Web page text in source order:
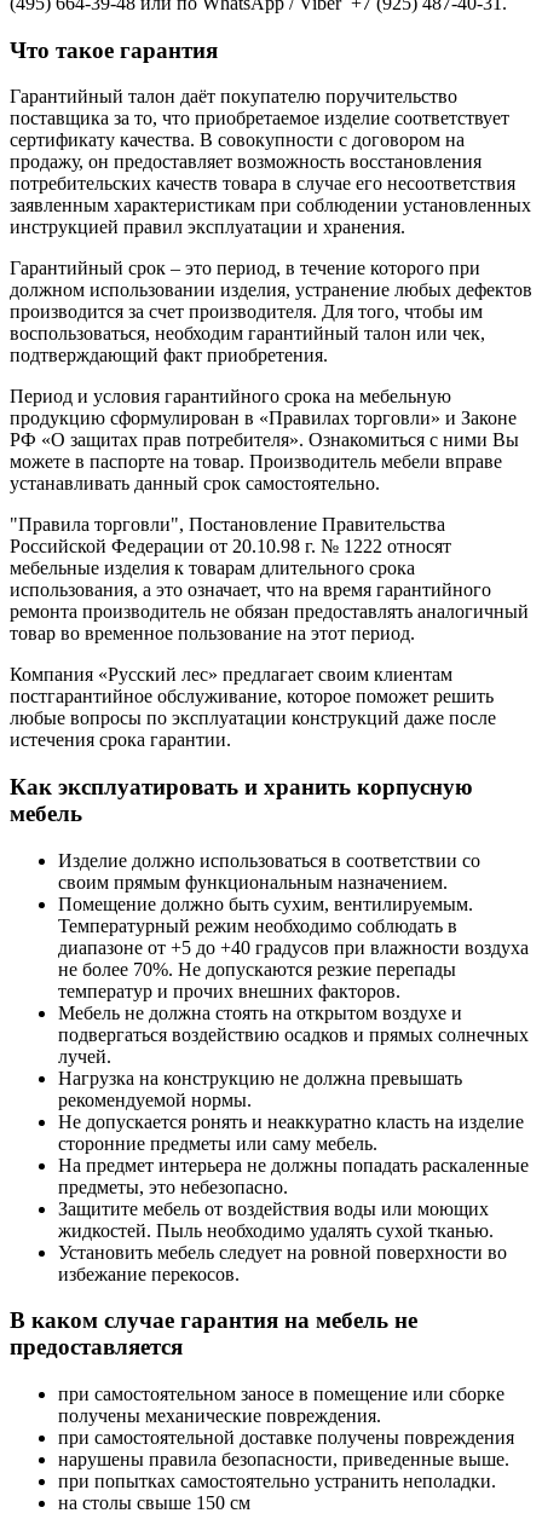
Что такое гарантия
Гарантийный талон даёт покупателю поручительство
поставщика за то, что приобретаемое изделие соответствует
сертификату качества. В совокупности с договором на
продажу, он предоставляет возможность восстановления
потребительских качеств товара в случае его несоответствия
заявленным характеристикам при соблюдении установленных
инструкцией правил эксплуатации и хранения.
Гарантийный срок – это период, в течение которого при
должном использовании изделия, устранение любых дефектов
производится за счет производителя. Для того, чтобы им
воспользоваться, необходим гарантийный талон или чек,
подтверждающий факт приобретения.
Период и условия гарантийного срока на мебельную
продукцию сформулирован в «Правилах торговли» и Законе
РФ «О защитах прав потребителя». Ознакомиться с ними Вы
можете в паспорте на товар. Производитель мебели вправе
устанавливать данный срок самостоятельно.
"Правила торговли", Постановление Правительства
Российской Федерации от 20.10.98 г. № 1222 относят
мебельные изделия к товарам длительного срока
использования, а это означает, что на время гарантийного
ремонта производитель не обязан предоставлять аналогичный
товар во временное пользование на этот период.
Компания «Русский лес» предлагает своим клиентам
постгарантийное обслуживание, которое поможет решить
любые вопросы по эксплуатации конструкций даже после
истечения срока гарантии.
Как эксплуатировать и хранить корпусную
мебель
Изделие должно использоваться в соответствии со
своим прямым функциональным назначением.
Помещение должно быть сухим, вентилируемым.
Температурный режим необходимо соблюдать в
диапазоне от +5 до +40 градусов при влажности воздуха
не более 70%. Не допускаются резкие перепады
температур и прочих внешних факторов.
Мебель не должна стоять на открытом воздухе и
подвергаться воздействию осадков и прямых солнечных
лучей.
Нагрузка на конструкцию не должна превышать
рекомендуемой нормы.
Не допускается ронять и неаккуратно класть на изделие
сторонние предметы или саму мебель.
На предмет интерьера не должны попадать раскаленные
предметы, это небезопасно.
Защитите мебель от воздействия воды или моющих
жидкостей. Пыль необходимо удалять сухой тканью.
Установить мебель следует на ровной поверхности во
избежание перекосов.
В каком случае гарантия на мебель не
предоставляется
при самостоятельном заносе в помещение или сборке
получены механические повреждения.
при самостоятельной доставке получены повреждения
нарушены правила безопасности, приведенные выше.
при попытках самостоятельно устранить неполадки.
на столы свыше 150 см